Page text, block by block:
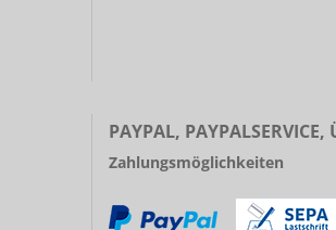
PAYPAL, PAYPALSERVICE,
Zahlungsmöglichkeiten